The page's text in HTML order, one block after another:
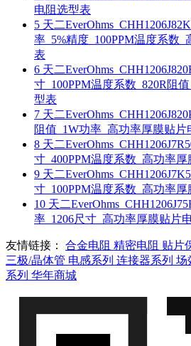
电阻选型表
5 天二
率_5%精度_100PPM温度系数
表
6 天二
寸_100PPM温度系数_820R阻
型表
7 天二
阻值_1W功率_高功率厚膜贴片
8 天二
寸_400PPM温度系数_高功率
9 天二
寸_100PPM温度系数_高功率
10 天二
率_1206尺寸_高功率厚膜贴片
友情链接： 合金电阻 精密电阻 贴片
三极/晶体管 电感系列 连接器系列 场
系列 华年商城